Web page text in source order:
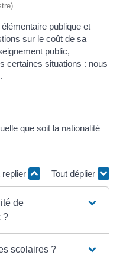
publique et
sur le coût de sa
public,
certaines situations : nous
que soit la nationalité
replier Tout déplier
de
?
scolaires ?